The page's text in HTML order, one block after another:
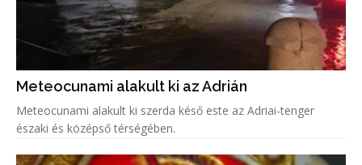
Meteocunami alakult ki az Adrián
Meteocunami alakult ki szerda késő este az Adriai-tenger
északi és középső térségében.